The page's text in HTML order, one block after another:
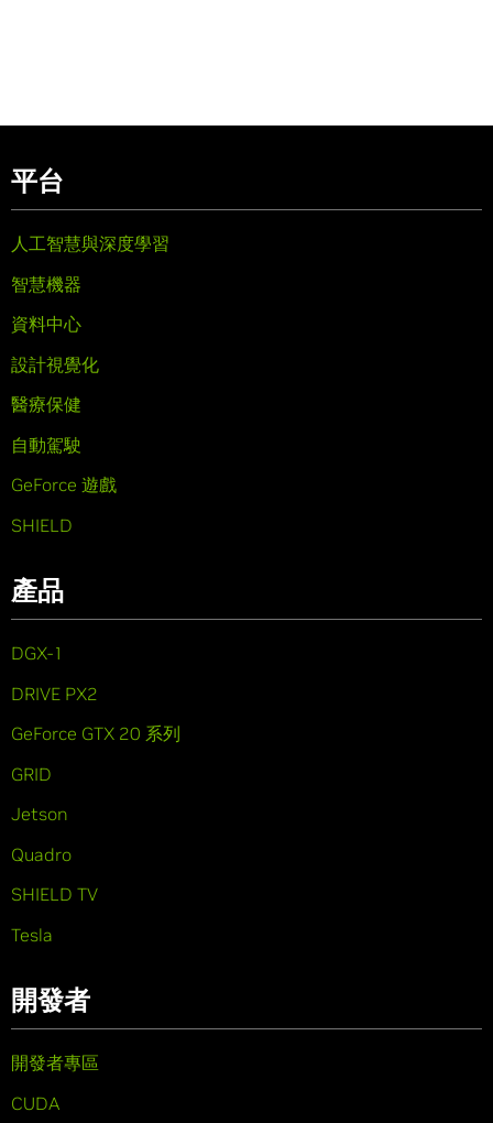
平台
人工智慧與深度學習
智慧機器
資料中心
設計視覺化
醫療保健
自動駕駛
GeForce 遊戲
SHIELD
產品
DGX-1
DRIVE PX2
GeForce GTX 20 系列
GRID
Jetson
Quadro
SHIELD TV
Tesla
開發者
開發者專區
CUDA